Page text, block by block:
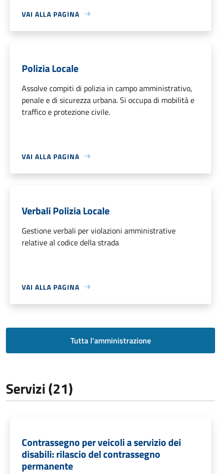
VAI ALLA PAGINA
Polizia Locale
Assolve compiti di polizia in campo amministrativo,
penale e di sicurezza urbana. Si occupa di mobilità e
traffico e protezione civile.
VAI ALLA PAGINA
Verbali Polizia Locale
Gestione verbali per violazioni amministrative
relative al codice della strada
VAI ALLA PAGINA
Tutta l'amministrazione
Servizi (21)
Contrassegno per veicoli a servizio dei
disabili: rilascio del contrassegno
permanente